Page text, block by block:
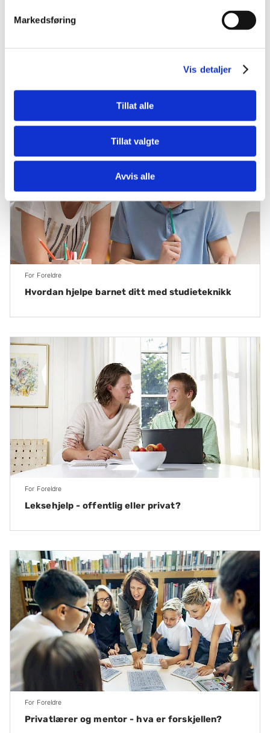
Markedsføring
Vis detaljer
Tillat alle
Tillat valgte
Avvis alle
3 tips til hvordan du kan hjelpe barnet ditt med
For Foreldre
Hvordan hjelpe barnet ditt med studieteknikk
For Foreldre
Leksehjelp - offentlig eller privat?
For Foreldre
Privatlærer og mentor - hva er forskjellen?